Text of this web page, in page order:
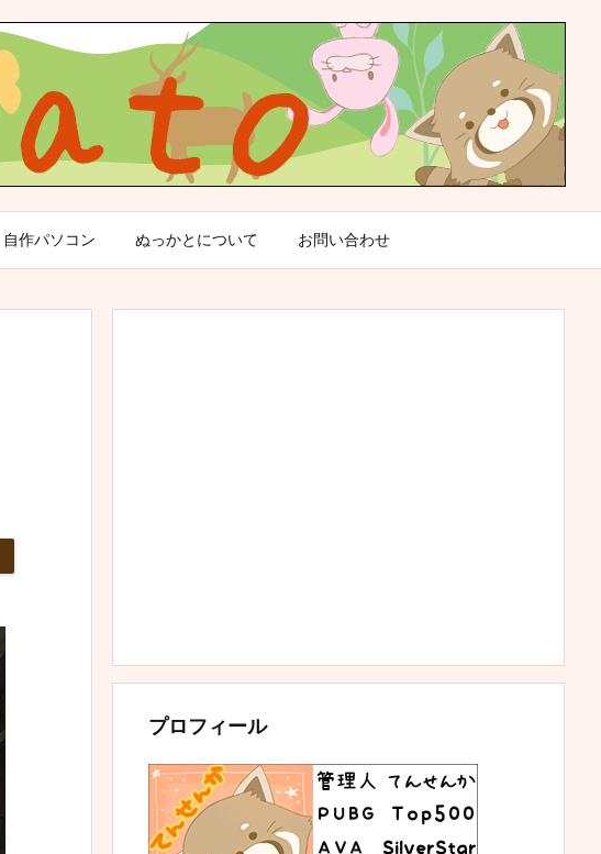
自作パソコン ぬっかとについて お問い合わせ
プロフィール